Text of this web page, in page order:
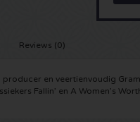
Reviews (0)
en veertienvoudig
Fallin’ en A Women’s